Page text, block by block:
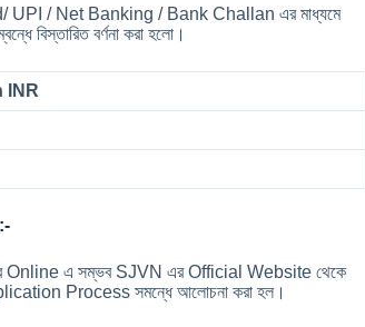
UPI / Net Banking / Bank Challan এর মাধ্যমে
বর্ণনা করা হলো।
INR
এ সম্ভব SJVN এর Official Website থেকে
Process সমন্ধে আলোচনা করা হল।